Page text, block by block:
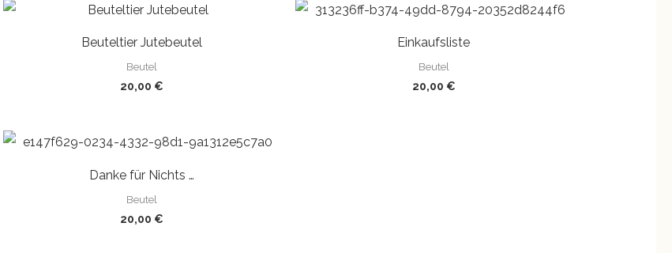
Beuteltier Jutebeutel
Beutel
20,00 €
Einkaufsliste
Beutel
20,00 €
Danke für Nichts …
Beutel
20,00 €